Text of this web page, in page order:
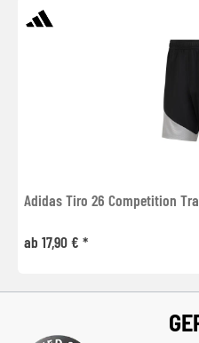
Adidas Tiro 26 Competition
ab 17,90 € *